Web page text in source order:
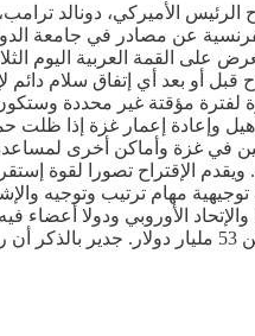
الأميركي، دونالد
الفرنسية عن مصادر في
على القمة العربية
قبل أو بعد أي إتفاق سلام
لفترة مؤقتة غير محددة
وإعادة إعمار غزة إذا
في غزة وأماكن أخرى
الإقتراح تصورا لقوة
مهام ترتيب وتوجيه
والإتحاد الأوروبي ودولا
مركزي للسلطة الفلسطينية. ولا تحدد الخطة من سيدفع تكاليف